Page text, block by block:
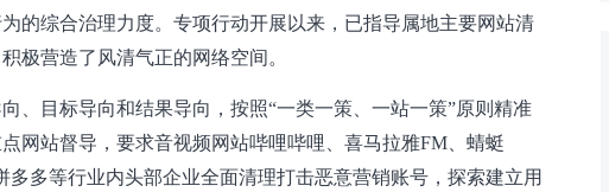
的综合治理力度。专项行动开展以来，已指导属地主要网站清
极营造了风清气正的网络空间。
、目标导向和结果导向，按照“一类一策、一站一策”原则精准
网站督导，要求音视频网站哔哩哔哩、喜马拉雅FM、蜻蜓
多等行业内头部企业全面清理打击恶意营销账号，探索建立用